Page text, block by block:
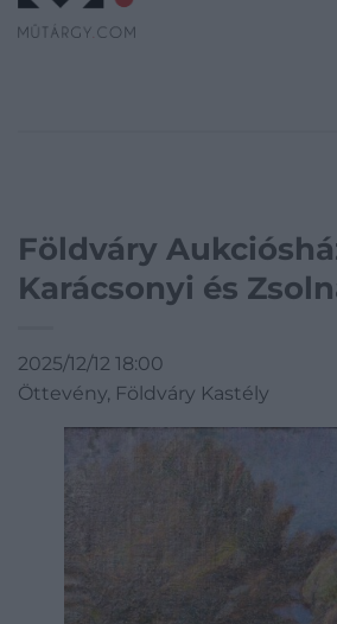
Földváry
Karácsonyi és
2025/12/12 18:00
Öttevény, Földváry Kastély